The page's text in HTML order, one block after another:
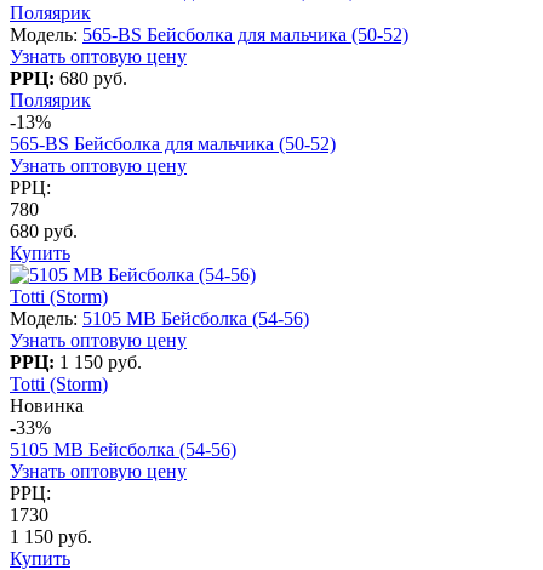
Поляярик
Модель: 565-BS Бейсболка для мальчика (50-52)
Узнать оптовую цену
РРЦ: 680 руб.
Поляярик
-13%
565-BS Бейсболка для мальчика (50-52)
Узнать оптовую цену
РРЦ:
780
680 руб.
Купить
Totti (Storm)
Модель: 5105 МВ Бейсболка (54-56)
Узнать оптовую цену
РРЦ: 1 150 руб.
Totti (Storm)
Новинка
-33%
5105 МВ Бейсболка (54-56)
Узнать оптовую цену
РРЦ:
1730
1 150 руб.
Купить